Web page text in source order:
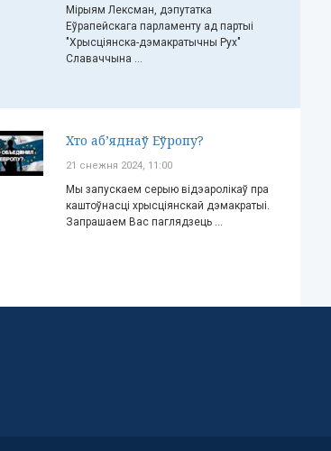
Мірыям Лексман, дэпутатка
Еўрапейскага парламенту ад партыі
"Хрысціянска-дэмакратычны Рух"
Славаччына ...
Хто аб’яднаў Еўропу?
21 снежня 2024, 11:00
Мы запускаем серыю відэаролікаў пра
каштоўнасці хрысціянскай дэмакратыі.
Запрашаем Вас паглядзець ...